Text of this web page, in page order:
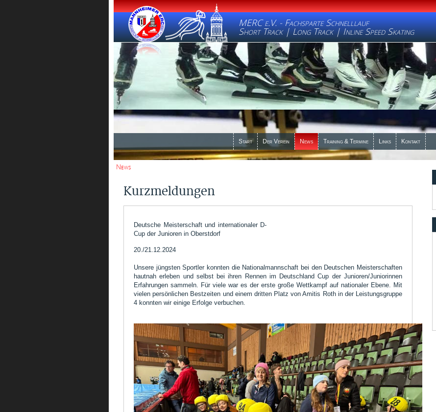
MERC e.V. - Fachsparte Schnelllauf
Short Track | Long Track | Inline Speed Skating
Start Der Verein News Training & Termine Links Kontakt
News
Kurzmeldungen
Deutsche Meisterschaft und internationaler D-
Cup der Junioren in Oberstdorf
20./21.12.2024
Unsere jüngsten Sportler konnten die Nationalmannschaft bei den Deutschen Meisterschaften
hautnah erleben und selbst bei ihren Rennen im Deutschland Cup der Junioren/Juniorinnen
Erfahrungen sammeln. Für viele war es der erste große Wettkampf auf nationaler Ebene. Mit
vielen persönlichen Bestzeiten und einem dritten Platz von Amitis Roth in der Leistungsgruppe
4 konnten wir einige Erfolge verbuchen.